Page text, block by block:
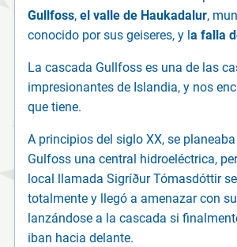
Gullfoss,el valle de Haukadalur,
conocido por sus geiseres, y la falla
La cascada Gullfoss es una de las
impresionantes de Islandia, y nos
que tiene.
A principios del siglo XX, se
Gulfoss una central hidroeléctrica,
local llamada Sigríður Tómasdóttir
totalmente y llegó a amenazar con
lanzándose a la cascada si
iban hacia delante.